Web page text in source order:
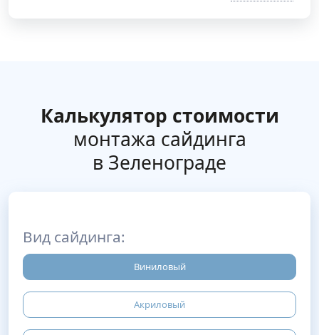
Калькулятор стоимости
монтажа сайдинга
в Зеленограде
Вид сайдинга:
Виниловый
Акриловый